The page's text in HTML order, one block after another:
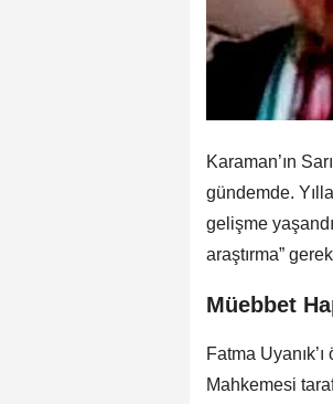
Karaman’ın
gündemde.
gelişme
araştırma”
Müebbet
Fatma
Mahkemesi